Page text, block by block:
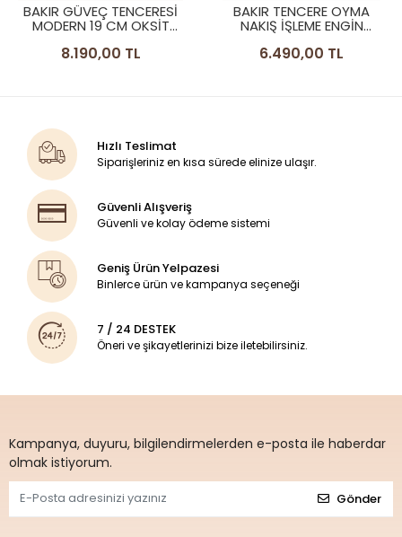
TENCERESİ
19 CM OKSİT
8.190,00 TL
BAKIR TENCERE OYMA
NAKIŞ İŞLEME ENGİN
MODEL GÜMÜŞ RENK
25CM
6.490,00 TL
Hızlı Teslimat
Siparişleriniz en kısa sürede elinize ulaşır.
Güvenli Alışveriş
Güvenli ve kolay ödeme sistemi
Geniş Ürün Yelpazesi
Binlerce ürün ve kampanya seçeneği
7 / 24 DESTEK
Öneri ve şikayetlerinizi bize iletebilirsiniz.
Kampanya, duyuru, bilgilendirmelerden e-posta ile haberdar
olmak istiyorum.
Gönder